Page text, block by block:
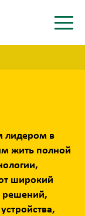
лидером в
жить полной
широкий
решений,